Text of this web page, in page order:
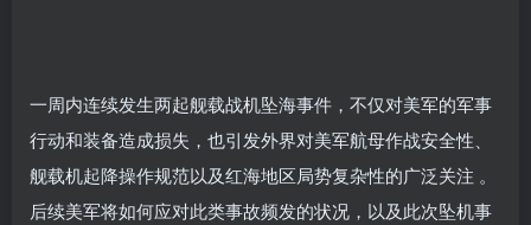
一周内连续发生两起舰载战机坠海事件，不仅对美军的军事
行动和装备造成损失，也引发外界对美军航母作战安全性、
舰载机起降操作规范以及红海地区局势复杂性的广泛关注 。
后续美军将如何应对此类事故频发的状况，以及此次坠机事